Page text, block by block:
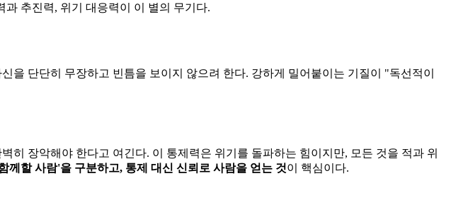
추진력, 위기 대응력이 이 별의 무기다.
단단히 무장하고 빈틈을 보이지 않으려 한다. 강하게 밀어붙이는 기질이 "독선적이
장악해야 한다고 여긴다. 이 통제력은 위기를 돌파하는 힘이지만, 모든 것을 적과 위
께할 사람'을 구분하고, 통제 대신 신뢰로 사람을 얻는 것이 핵심이다.